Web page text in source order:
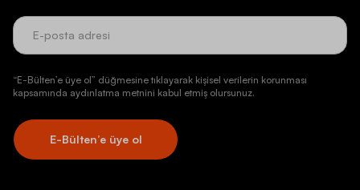
“E-Bülten’e üye ol” düğmesine tıklayarak kişisel verilerin korunması
kapsamında aydınlatma metnini kabul etmiş olursunuz.
E-Bülten’e üye ol